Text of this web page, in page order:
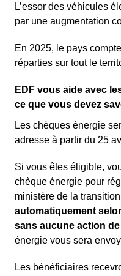
L’essor des véhicules
par une augmentation
En 2025, le pays
réparties sur tout le
EDF vous aide avec
ce que vous devez
Les chèques énergie
adresse à partir du 25
Si vous êtes éligible,
chèque énergie pour
ministère de la
automatiquement
sans aucune action
énergie vous sera
Les bénéficiaires